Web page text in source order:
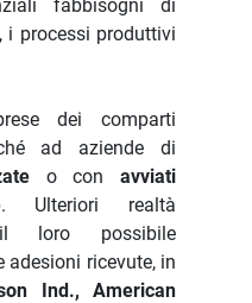
fabbisogni di
i processi produttivi
dei comparti
ad aziende di
o conavviati
. Ulteriori realtà
il loro possibile
ricevute, in
Ind., American